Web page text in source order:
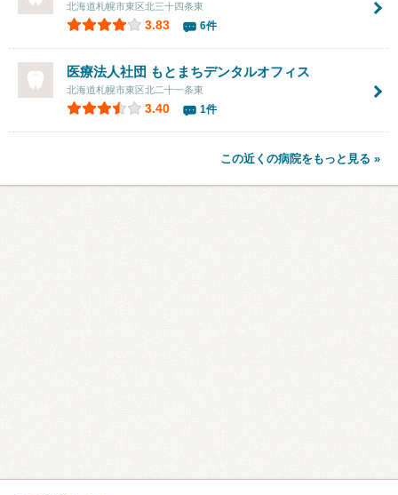
北海道札幌市東区北三十四条東
3.83 6件
医療法人社団 もとまちデンタルオフィス
北海道札幌市東区北二十一条東
3.40 1件
この近くの病院をもっと見る »